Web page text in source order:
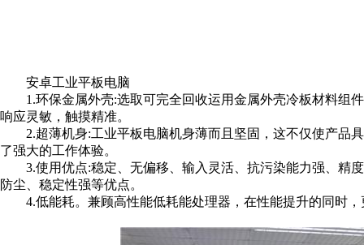
安卓工业平板电脑
1.环保金属外壳:选取可完全回收运用金属外壳冷板材料组
响应灵敏，触摸精准。
2.超薄机身:工业平板电脑机身薄而且坚固，这不仅使产品
了强大的工作体验。
3.使用优点:稳定、无偏移、输入灵活、抗污染能力强、精
防尘、稳定性强等优点。
4.低能耗。兼顾高性能低耗能处理器，在性能提升的同时，